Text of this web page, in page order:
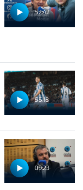
52:42
55:18
09:23